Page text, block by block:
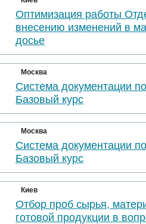
Оптимизация работы
внесению изменений в
досье
Москва
Система документации
Базовый курс
Москва
Система документации
Базовый курс
Киев
Отбор проб сырья,
готовой продукции в